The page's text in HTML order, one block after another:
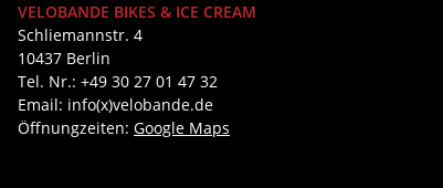
VELOBANDE BIKES & ICE CREAM
Schliemannstr. 4
10437 Berlin
Tel. Nr.: +49 30 27 01 47 32
Email: info(x)velobande.de
Öffnungzeiten: Google Maps